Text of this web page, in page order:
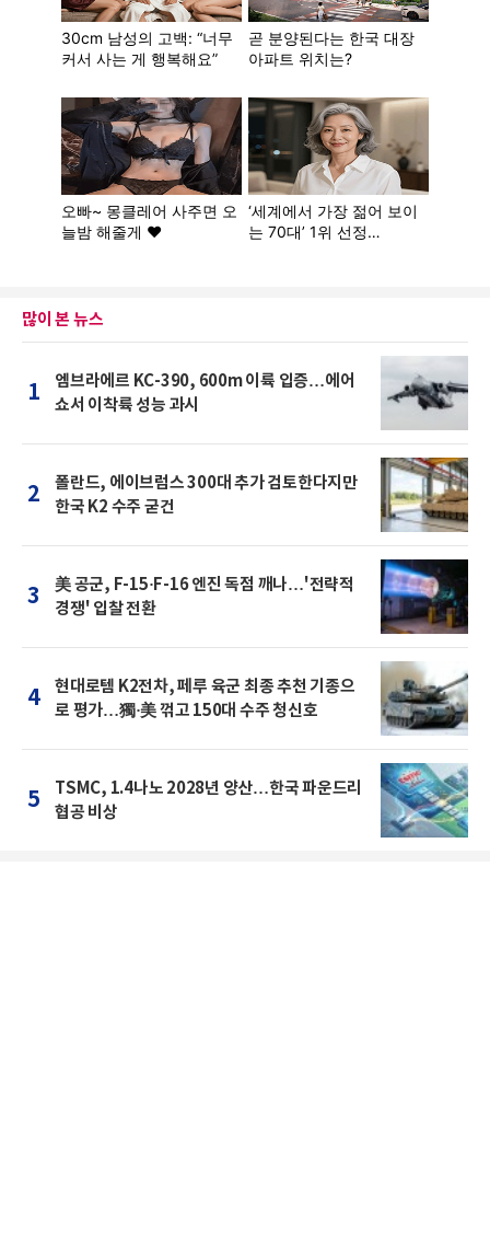
많이 본 뉴스
1
엠브라에르 KC-390, 600m 이륙 입증…에어
쇼서 이착륙 성능 과시
2
폴란드, 에이브럼스 300대 추가 검토한다지만
한국 K2 수주 굳건
3
美 공군, F-15·F-16 엔진 독점 깨나…'전략적
경쟁' 입찰 전환
4
현대로템 K2전차, 페루 육군 최종 추천 기종으
로 평가…獨·美 꺾고 150대 수주 청신호
5
TSMC, 1.4나노 2028년 양산…한국 파운드리
협공 비상